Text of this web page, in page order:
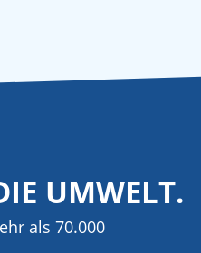
UMWELT.
als 70.000